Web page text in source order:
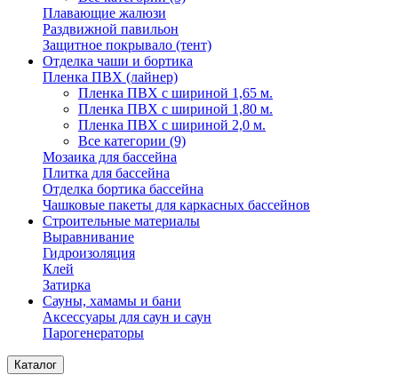
Плавающие жалюзи
Раздвижной павильон
Защитное покрывало (тент)
Отделка чаши и бортика
Пленка ПВХ (лайнер)
Пленка ПВХ с шириной 1,65 м.
Пленка ПВХ с шириной 1,80 м.
Пленка ПВХ с шириной 2,0 м.
Все категории (9)
Мозаика для бассейна
Плитка для бассейна
Отделка бортика бассейна
Чашковые пакеты для каркасных бассейнов
Строительные материалы
Выравнивание
Гидроизоляция
Клей
Затирка
Сауны, хамамы и бани
Аксессуары для саун и саун
Парогенераторы
Каталог